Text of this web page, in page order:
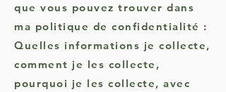
que vous pouvez trouver dans
ma politique de confidentialité :
Quelles informations je collecte,
comment je les collecte,
pourquoi je les collecte, avec